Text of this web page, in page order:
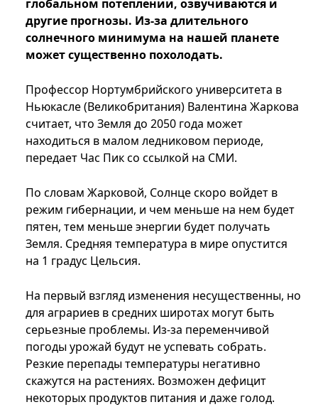
глобальном потеплении, озвучиваются и
другие прогнозы. Из-за длительного
солнечного минимума на нашей планете
может существенно похолодать.
Профессор Нортумбрийского университета в
Ньюкасле (Великобритания) Валентина Жаркова
считает, что Земля до 2050 года может
находиться в малом ледниковом периоде,
передает Час Пик со ссылкой на СМИ.
По словам Жарковой, Солнце скоро войдет в
режим гибернации, и чем меньше на нем будет
пятен, тем меньше энергии будет получать
Земля. Средняя температура в мире опустится
на 1 градус Цельсия.
На первый взгляд изменения несущественны, но
для аграриев в средних широтах могут быть
серьезные проблемы. Из-за переменчивой
погоды урожай будут не успевать собрать.
Резкие перепады температуры негативно
скажутся на растениях. Возможен дефицит
некоторых продуктов питания и даже голод.